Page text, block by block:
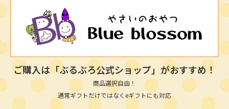
ご購入は「ぶるぶろ公式ショップ」がおすすめ！
商品選択自由！
通常ギフトだけではなくeギフトにも対応